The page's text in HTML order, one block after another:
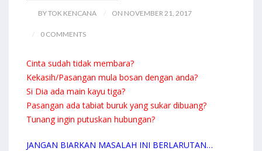
BY TOK KENCANA ON NOVEMBER 21, 2017
0 COMMENTS
Cinta sudah tidak membara?
Kekasih/Pasangan mula bosan dengan anda?
Si Dia ada main kayu tiga?
Pasangan ada tabiat buruk yang sukar dibuang?
Tunang ingin putuskan hubungan?
JANGAN BIARKAN MASALAH INI BERLARUTAN…